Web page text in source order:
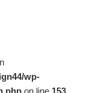
wp-
on line 153